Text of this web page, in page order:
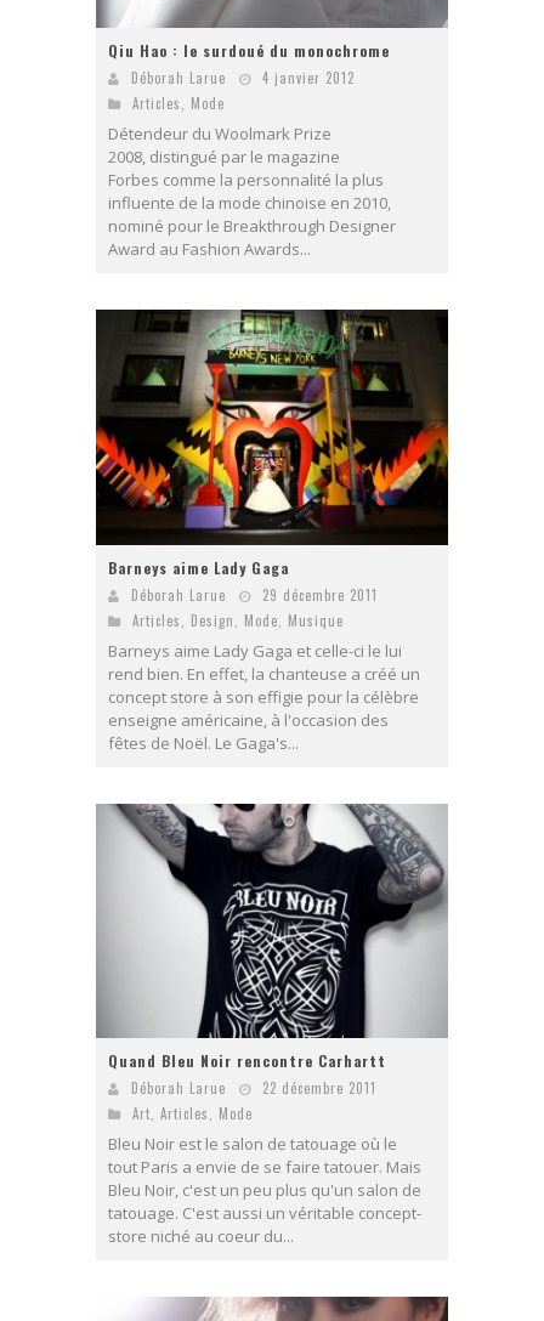
Qiu Hao : le surdoué du monochrome
Déborah Larue
4 janvier 2012
Articles, Mode
Détendeur du Woolmark Prize
2008, distingué par le magazine
Forbes comme la personnalité la plus
influente de la mode chinoise en 2010,
nominé pour le Breakthrough Designer
Award au Fashion Awards...
Barneys aime Lady Gaga
Déborah Larue
29 décembre 2011
Articles
Design Mode Musique
Barneys aime Lady Gaga et celle-ci le lui
rend bien. En effet, la chanteuse a créé un
concept store à son effigie pour la célèbre
enseigne américaine, à l'occasion des
fêtes de Noël. Le Gaga's...
Quand Bleu Noir rencontre Carhartt
Déborah Larue
22 décembre 2011
Art Articles Mode
Bleu Noir est le salon de tatouage où le
tout Paris a envie de se faire tatouer. Mais
Bleu Noir, c'est un peu plus qu'un salon de
tatouage. C'est aussi un véritable concept-
store niché au coeur du...